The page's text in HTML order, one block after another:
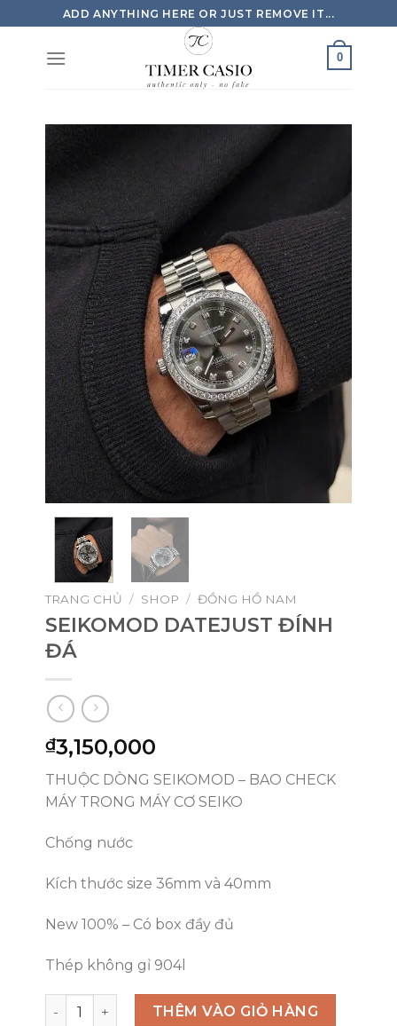
to
content
ADD ANYTHING HERE OR JUST REMOVE IT...
0
TRANG CHỦ / SHOP / ĐỒNG HỒ NAM
SEIKOMOD DATEJUST ĐÍNH
ĐÁ
₫3,150,000
THUỘC DÒNG SEIKOMOD – BAO CHECK
MÁY TRONG MÁY CƠ SEIKO
Chống nước
Kích thước size 36mm và 40mm
New 100% – Có box đầy đủ
Thép không gỉ 904l
SEIKOMOD DATEJUST ĐÍNH ĐÁ số lượng
THÊM VÀO GIỎ HÀNG